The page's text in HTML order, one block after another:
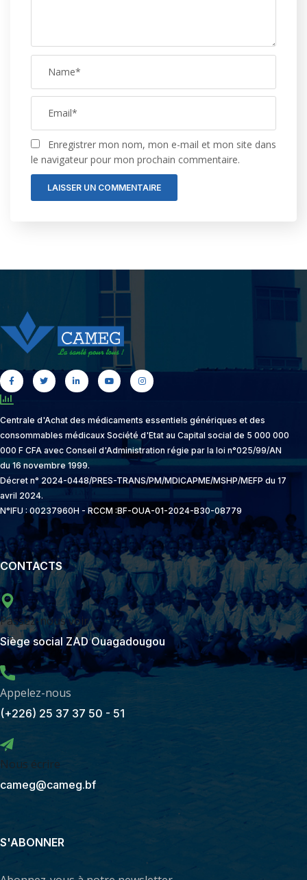
Enregistrer mon nom, mon e-mail et mon site dans
le navigateur pour mon prochain commentaire.
Centrale d'Achat des médicaments essentiels génériques et des
consommables médicaux Société d'Etat au Capital social de 5 000 000
000 F CFA avec Conseil d'Administration régie par la loi n°025/99/AN
du 16 novembre 1999.
Décret n° 2024-0448/PRES-TRANS/PM/MDICAPME/MSHP/MEFP du 17
avril 2024.
N°IFU : 00237960H - RCCM :BF-OUA-01-2024-B30-08779
CONTACTS
Passez-nous voir
Siège social ZAD Ouagadougou
Appelez-nous
(+226) 25 37 37 50 - 51
Nous écrire
cameg@cameg.bf
S'ABONNER